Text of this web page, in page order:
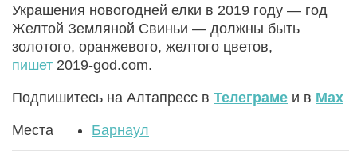
Украшения новогодней елки в 2019 году — год
Желтой Земляной Свиньи — должны быть
золотого, оранжевого, желтого цветов,
пишет 2019-god.com.
Подпишитесь на Алтапресс в Телеграме и в Max
Места Барнаул